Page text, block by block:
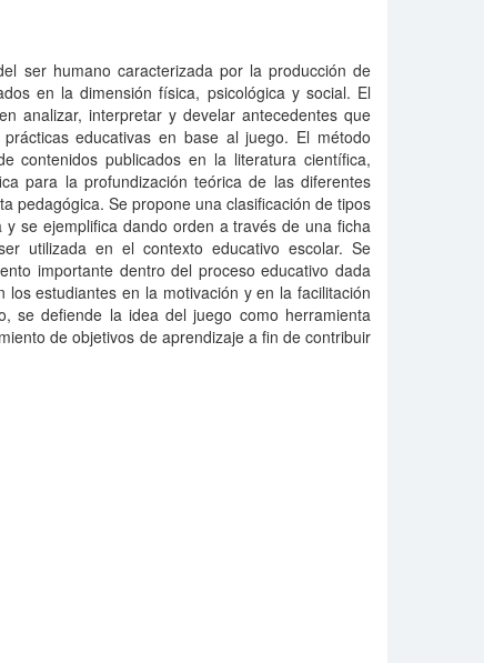
ser humano caracterizada por la producción de
en la dimensión física, psicológica y social. El
analizar, interpretar y develar antecedentes que
educativas en base al juego. El método
contenidos publicados en la literatura científica,
para la profundización teórica de las diferentes
pedagógica. Se propone una clasificación de tipos
se ejemplifica dando orden a través de una ficha
utilizada en el contexto educativo escolar. Se
importante dentro del proceso educativo dada
estudiantes en la motivación y en la facilitación
se defiende la idea del juego como herramienta
de objetivos de aprendizaje a fin de contribuir